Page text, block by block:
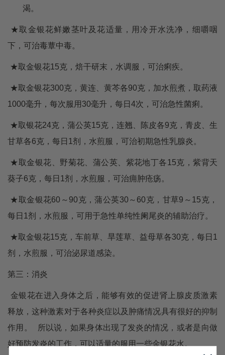
渴。
★取金银花鲜嫩茎叶及花适量，用冷开水洗净，细嚼咽
下，可治毒蕈中毒。
★取金银花15克，焙干研末，水调服，可治痢疾。
★取金银花300克，黄连、黄芩各90克，加水煎煮，取药液
1000毫升，每次服用30毫升，每日4次，可治急性菌痢。
★取银花24克，蒲公英15克，连翘、陈皮各9克，青皮、生
甘草各6克，每日1剂，水煎服，可治初期急性乳腺炎。
★取金银花、野菊花、蒲公英、紫花地丁各15克，紫背天
葵子6克，每日1剂，水煎服，可治痈肿疮疡。
★取金银花60～90克，蒲公英30～60克，甘草9～15克，
每日1剂，水煎服，可用于急性单纯性阑尾炎的辅助治疗。
★取金银花15克，车前草、旱莲草、益母草各30克，每日1
剂，水煎服，可治泌尿道感染。
第三：消炎
金银花在进入身体之后，能够有效的促进肾上腺皮质激素
释放，这种激素对于各种炎症以及肿痛情况具有很好的抑制
作用。
所以说，如果身体出现了发炎的情况，或者是向做
好预防发炎的工作，可以适量的服用一些金银花水。